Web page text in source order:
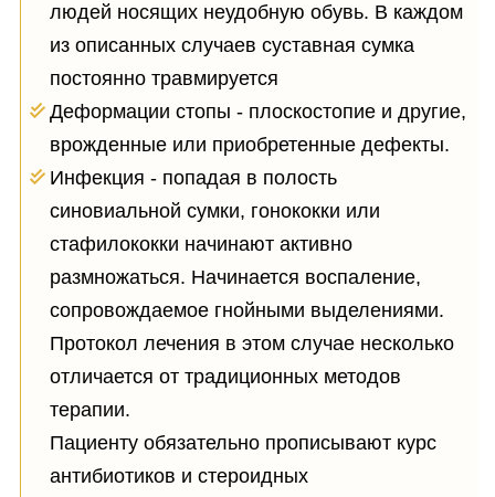
людей носящих неудобную обувь. В каждом
из описанных случаев суставная сумка
постоянно травмируется
Деформации стопы - плоскостопие и другие,
врожденные или приобретенные дефекты.
Инфекция - попадая в полость
синовиальной сумки, гонококки или
стафилококки начинают активно
размножаться. Начинается воспаление,
сопровождаемое гнойными выделениями.
Протокол лечения в этом случае несколько
отличается от традиционных методов
терапии.
Пациенту обязательно прописывают курс
антибиотиков и стероидных